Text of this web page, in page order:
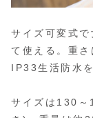
サイズ可変式
て使える。重
IP33生活防水
サイズは130